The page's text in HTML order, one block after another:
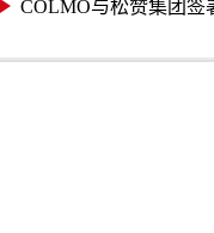
COLMO与松赞集团签